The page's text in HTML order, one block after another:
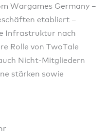
Wargames Germany –
etabliert –
Infrastruktur nach
Rolle von TwoTale
Nicht‑Mitgliedern
stärken sowie